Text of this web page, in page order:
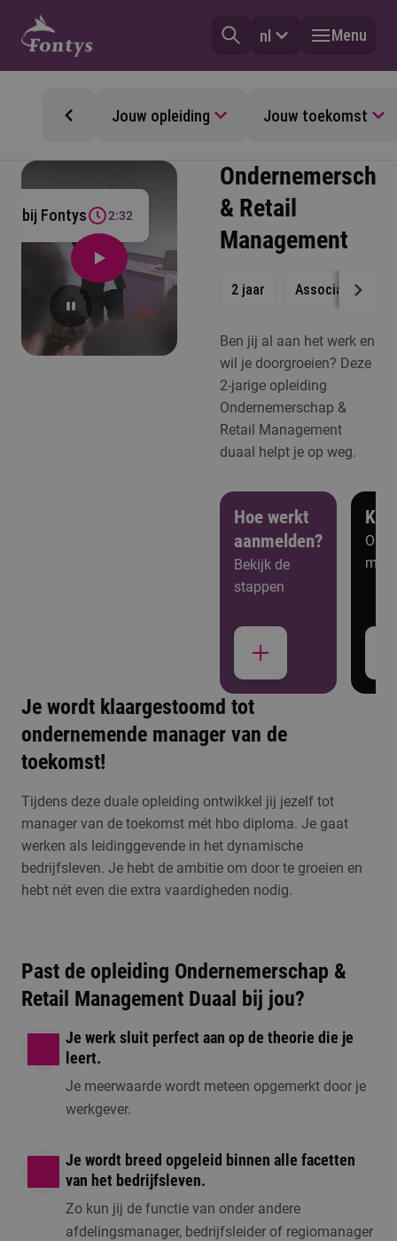
nl Menu
Jouw opleiding Jouw toekomst
bij Fontys 2:32
& Retail
Management
2 jaar Associate
Ben jij al aan het werk en
wil je doorgroeien? Deze
2-jarige opleiding
Ondernemerschap &
Retail Management
duaal helpt je op weg.
Hoe werkt
aanmelden?
Bekijk de
stappen
meer
Studiekeuzeactiviteiten
Kennismaken met
Ad
Ondernemerschap
& Retail
Management
voorlichting of één
van de andere
activiteiten om kennis
te maken met de
opleiding.
Open dag/ avond
Je wordt klaargestoomd tot
ondernemende manager van de
toekomst!
Tijdens deze duale opleiding ontwikkel jij jezelf tot
manager van de toekomst mét hbo diploma. Je gaat
werken als leidinggevende in het dynamische
bedrijfsleven. Je hebt de ambitie om door te groeien en
hebt nét even die extra vaardigheden nodig.
Past de opleiding Ondernemerschap &
Retail Management Duaal bij jou?
Je werk sluit perfect aan op de theorie die je
leert.
Je meerwaarde wordt meteen opgemerkt door je
werkgever.
Je wordt breed opgeleid binnen alle facetten
van het bedrijfsleven.
Zo kun jij de functie van onder andere
afdelingsmanager, bedrijfsleider of regiomanager